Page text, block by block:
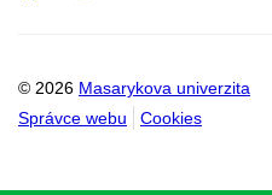
© 2026 Masarykova univerzita
Správce webu
Cookies